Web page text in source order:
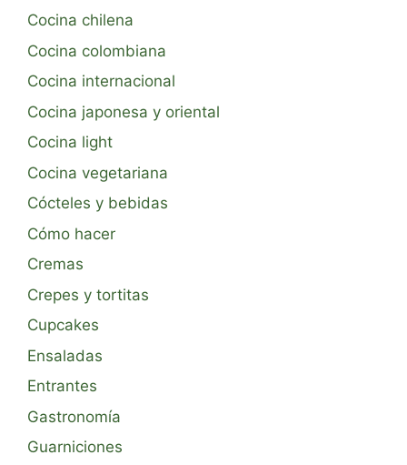
Cocina chilena
Cocina colombiana
Cocina internacional
Cocina japonesa y oriental
Cocina light
Cocina vegetariana
Cócteles y bebidas
Cómo hacer
Cremas
Crepes y tortitas
Cupcakes
Ensaladas
Entrantes
Gastronomía
Guarniciones